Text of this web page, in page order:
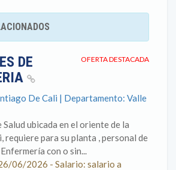
OFERTA DESTACADA
DE
De Cali | Departamento: Valle
ubicada en el oriente de la
requiere para su planta , personal de
con o sin...
06/2026 - Salario: salario a